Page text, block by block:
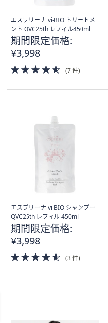
エスプリーナ vi-BIO トリートメ
ント QVC25th レフィル450ml
期間限定価格:
¥3,998
4.5
of
(7 件)
エスプリーナ vi-BIO シャンプー
QVC25th レフィル 450ml
期間限定価格:
¥3,998
4.5
of
(3 件)